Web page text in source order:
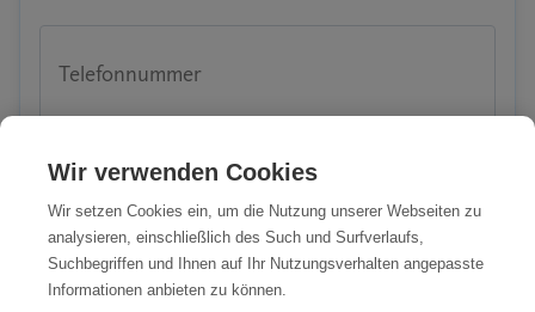
Telefonnummer
Email-Adresse
Wir verwenden Cookies
Wir setzen Cookies ein, um die Nutzung unserer Webseiten zu
analysieren, einschließlich des Such und Surfverlaufs,
Suchbegriffen und Ihnen auf Ihr Nutzungsverhalten angepasste
Informationen anbieten zu können.